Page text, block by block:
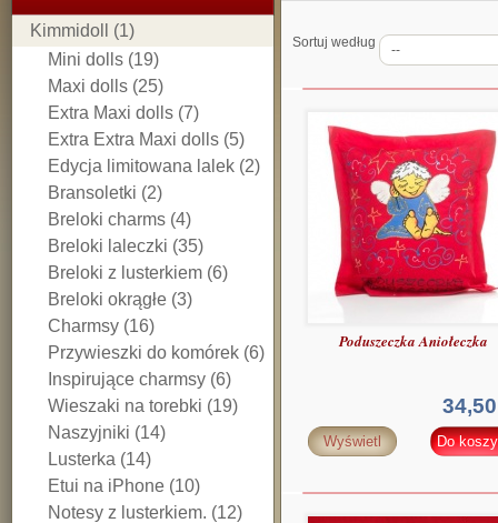
Kimmidoll (1)
Mini dolls (19)
Maxi dolls (25)
Extra Maxi dolls (7)
Extra Extra Maxi dolls (5)
Edycja limitowana lalek (2)
Bransoletki (2)
Breloki charms (4)
Breloki laleczki (35)
Breloki z lusterkiem (6)
Breloki okrągłe (3)
Charmsy (16)
Przywieszki do komórek (6)
Inspirujące charmsy (6)
Wieszaki na torebki (19)
Naszyjniki (14)
Lusterka (14)
Etui na iPhone (10)
Notesy z lusterkiem. (12)
Sortuj według
Poduszeczka Aniołeczka
34,50
Wyświetl Do